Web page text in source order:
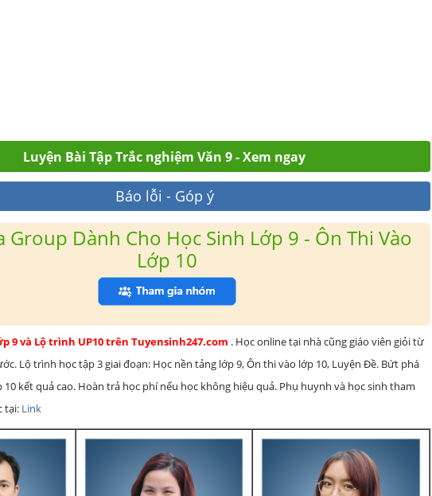
Luyện Bài Tập Trắc nghiệm Văn 9 - Xem ngay
Báo lỗi - Góp ý
Group Dành Cho Học Sinh Lớp 9 - Ôn Thi Vào
Lớp 10
9 và Lộ trình UP10 trên Tuyensinh247.com . Học online tại nhà cũng giáo viên giỏi từ
Lộ trình học tập 3 giai đoạn: Học nền tảng lớp 9, Ôn thi vào lớp 10, Luyện Đề. Bứt phá
kết quả cao. Hoàn trả học phí nếu học không hiệu quả. Phụ huynh và học sinh tham
tại: Link